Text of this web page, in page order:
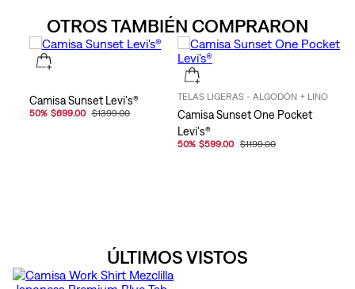
OTROS TAMBIÉN COMPRARON
Camisa Sunset Levi's®
50% $699.00 $1399.00
TELAS LIGERAS - ALGODÓN + LINO
Camisa Sunset One Pocket
Levi's®
50% $599.00 $1199.00
ÚLTIMOS VISTOS